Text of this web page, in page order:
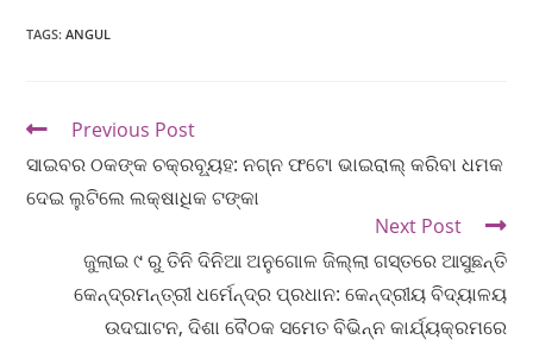
TAGS:ANGUL
Previous Post
ସାଇବର ଠକଙ୍କ ଚକ୍ରବ୍ୟୂହ: ନଗ୍ନ ଫଟୋ ଭାଇରାଲ୍ କରିବା ଧମକ
ଦେଇ ଲୁଟିଲେ ଲକ୍ଷାଧିକ ଟଙ୍କା
Next Post
ଜୁଲାଇ ୯ ରୁ ତିନି ଦିନିଆ ଅନୁଗୋଳ ଜିଲ୍ଲା ଗସ୍ତରେ ଆସୁଛନ୍ତି
କେନ୍ଦ୍ରମନ୍ତ୍ରୀ ଧର୍ମେନ୍ଦ୍ର ପ୍ରଧାନ: କେନ୍ଦ୍ରୀୟ ବିଦ୍ୟାଳୟ
ଉଦଘାଟନ, ଦିଶା ବୈଠକ ସମେତ ବିଭିନ୍ନ କାର୍ଯ୍ୟକ୍ରମରେ